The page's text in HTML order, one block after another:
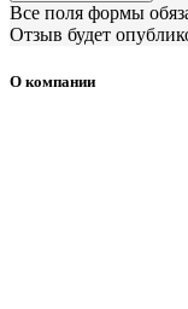
Все поля формы
Отзыв будет
О компании